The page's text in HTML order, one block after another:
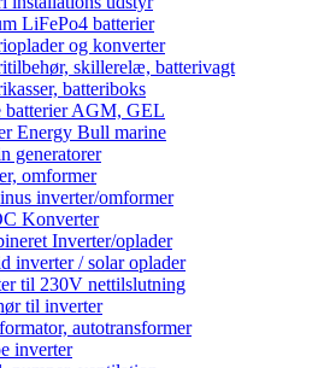
LiFePo4 batterier
og konverter
skillerelæ, batterivagt
batteriboks
batterier AGM, GEL
Energy Bull marine
generatorer
omformer
inverter/omformer
Konverter
Inverter/oplader
inverter / solar oplader
til 230V nettilslutning
til inverter
autotransformer
inverter